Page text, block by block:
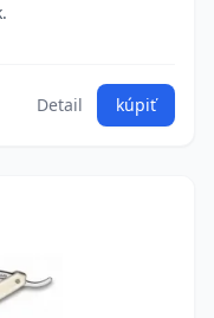
Detail kúpiť